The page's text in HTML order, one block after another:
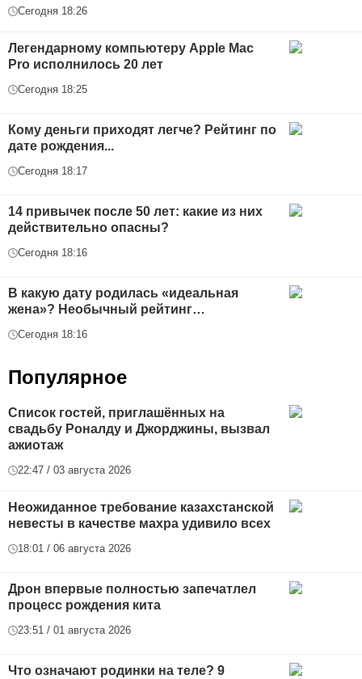
Сегодня 18:26
Легендарному компьютеру Apple Mac
Pro исполнилось 20 лет
Сегодня 18:25
Кому деньги приходят легче? Рейтинг по
дате рождения...
Сегодня 18:17
14 привычек после 50 лет: какие из них
действительно опасны?
Сегодня 18:16
В какую дату родилась «идеальная
жена»? Необычный рейтинг…
Сегодня 18:16
Популярное
Список гостей, приглашённых на
свадьбу Роналду и Джорджины, вызвал
ажиотаж
22:47 / 03 августа 2026
Неожиданное требование казахстанской
невесты в качестве махра удивило всех
18:01 / 06 августа 2026
Дрон впервые полностью запечатлел
процесс рождения кита
23:51 / 01 августа 2026
Что означают родинки на теле? 9